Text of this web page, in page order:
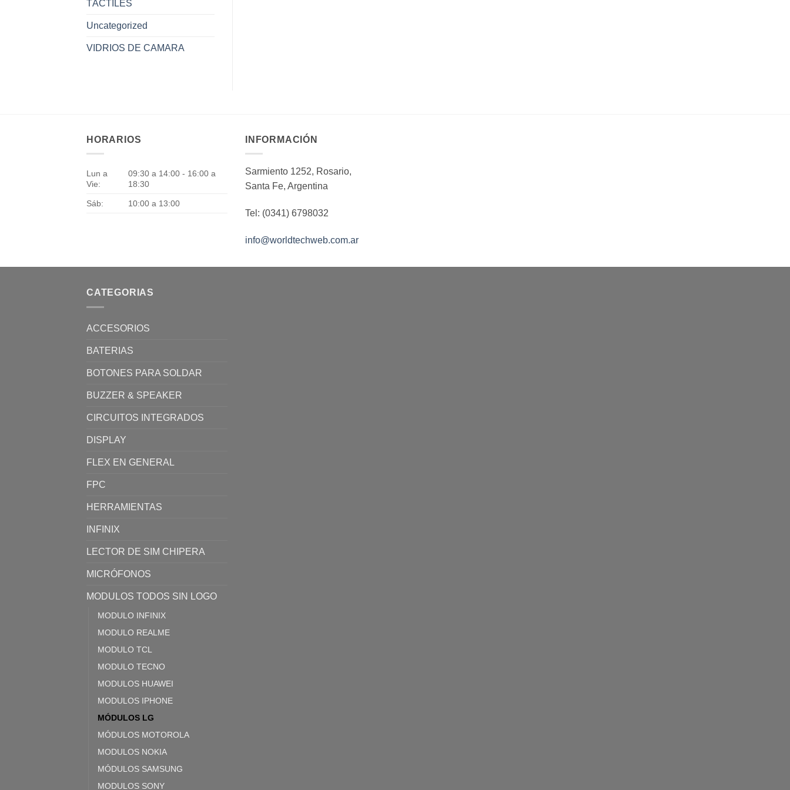
TÁCTILES
Uncategorized
VIDRIOS DE CAMARA
HORARIOS
Lun a
Vie:
09:30 a 14:00 - 16:00 a
18:30
Sáb: 10:00 a 13:00
INFORMACIÓN
Sarmiento 1252, Rosario,
Santa Fe, Argentina
Tel: (0341) 6798032
info@worldtechweb.com.ar
CATEGORIAS
ACCESORIOS
BATERIAS
BOTONES PARA SOLDAR
BUZZER & SPEAKER
CIRCUITOS INTEGRADOS
DISPLAY
FLEX EN GENERAL
FPC
HERRAMIENTAS
INFINIX
LECTOR DE SIM CHIPERA
MICRÓFONOS
MODULOS TODOS SIN LOGO
MODULO INFINIX
MODULO REALME
MODULO TCL
MODULO TECNO
MODULOS HUAWEI
MODULOS IPHONE
MÓDULOS LG
MÓDULOS MOTOROLA
MODULOS NOKIA
MÓDULOS SAMSUNG
MODULOS SONY